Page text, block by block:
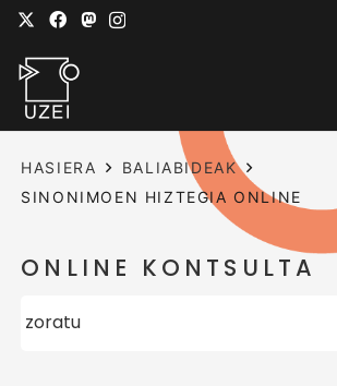
HASIERA
BALIABIDEAK
SINONIMOEN HIZTEGIA ONLINE
ONLINE KONTSULTA